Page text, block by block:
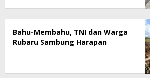
Bahu-Membahu, TNI dan Warga
Rubaru Sambung Harapan